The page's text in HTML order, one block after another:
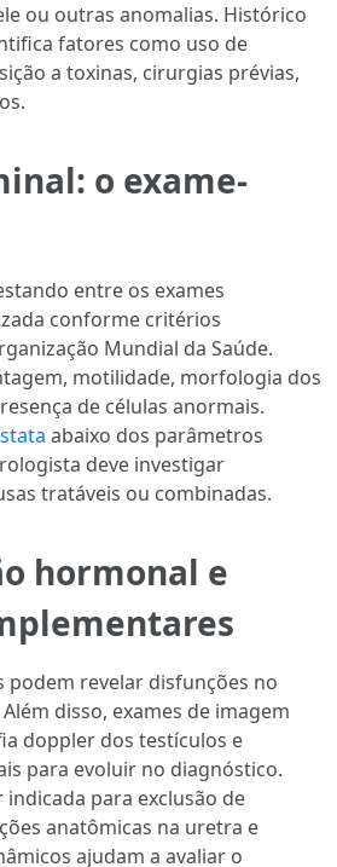
ou outras anomalias. Histórico
fatores como uso de
a toxinas, cirurgias prévias,
o exame-
entre os exames
conforme critérios
Mundial da Saúde.
motilidade, morfologia dos
de células anormais.
abaixo dos parâmetros
deve investigar
tratáveis ou combinadas.
hormonal e
podem revelar disfunções no
disso, exames de imagem
doppler dos testículos e
para evoluir no diagnóstico.
indicada para exclusão de
anatômicas na uretra e
ajudam a avaliar o